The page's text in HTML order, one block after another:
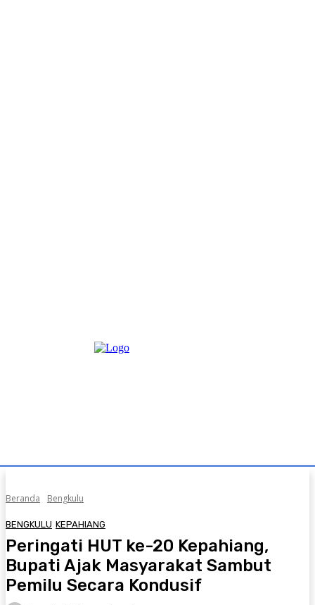
Beranda Bengkulu
BENGKULU KEPAHIANG
Peringati HUT ke-20 Kepahiang,
Bupati Ajak Masyarakat Sambut
Pemilu Secara Kondusif